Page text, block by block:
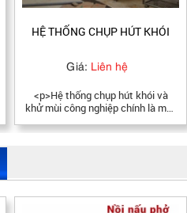
HỆ THỐNG CHỤP HÚT KHÓI
Giá: Liên hệ
<p>Hệ thống chụp hút khói và
khử mùi công nghiệp chính là một
bầu không khí thoáng đãng, thoải
nghiệp…vv</p>